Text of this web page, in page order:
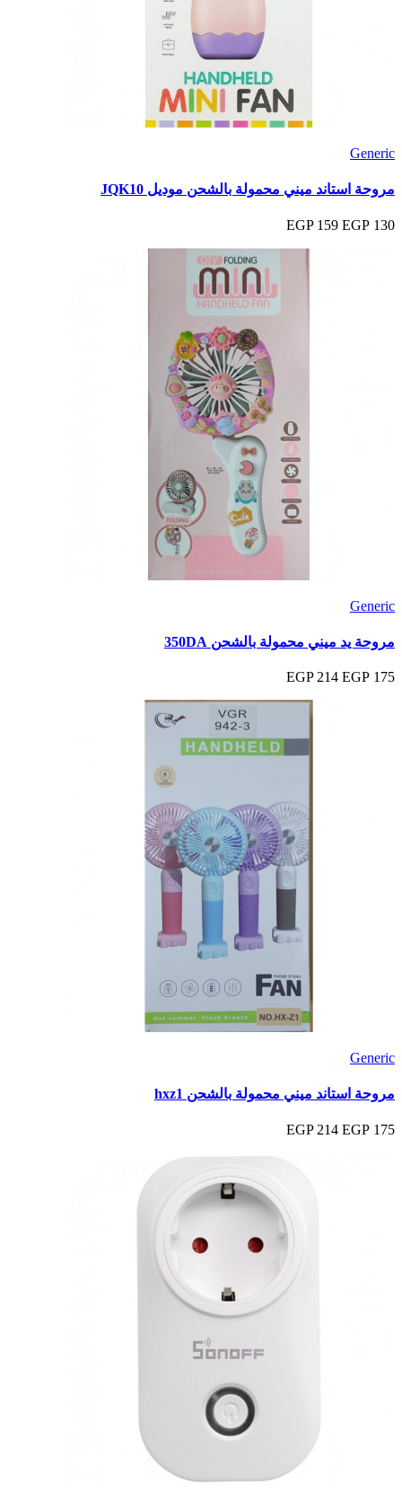
Generic
مروحة استاند ميني محمولة بالشحن موديل JQK10
130 EGP
159 EGP
Generic
مروحة يد ميني محمولة بالشحن 350DA
175 EGP
214 EGP
Generic
مروحة استاند ميني محمولة بالشحن hxz1
175 EGP
214 EGP